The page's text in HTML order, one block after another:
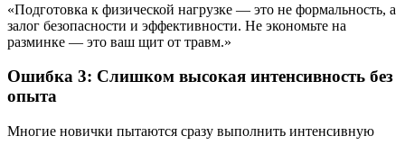
«Подготовка к физической нагрузке — это не формальность, а
залог безопасности и эффективности. Не экономьте на
разминке — это ваш щит от травм.»
Ошибка 3: Слишком высокая интенсивность без
опыта
Многие новички пытаются сразу выполнить интенсивную